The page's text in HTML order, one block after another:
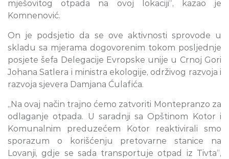
mješovitog otpada na ovoj lokaciji“, kazao je
Komnenović.
On je podsjetio da se ove aktivnosti sprovode u
skladu sa mjerama dogovorenim tokom posljednje
posjete šefa Delegacije Evropske unije u Crnoj Gori
Johana Satlera i ministra ekologije, održivog razvoja i
razvoja sjevera Damjana Ćulafića.
„Na ovaj način trajno ćemo zatvoriti Montepranzo za
odlaganje otpada. U saradnji sa Opštinom Kotor i
Komunalnim preduzećem Kotor reaktivirali smo
sporazum o korišćenju pretovarne stanice na
Lovanji, gdje se sada transportuje otpad iz Tivta“,